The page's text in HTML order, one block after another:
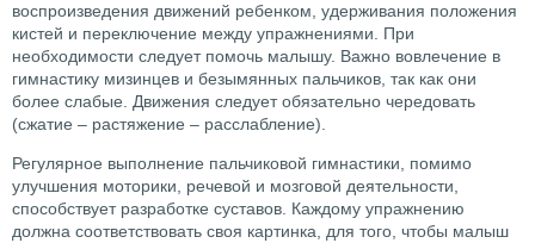
воспроизведения движений ребенком, удерживания положения
кистей и переключение между упражнениями. При
необходимости следует помочь малышу. Важно вовлечение в
гимнастику мизинцев и безымянных пальчиков, так как они
более слабые. Движения следует обязательно чередовать
(сжатие – растяжение – расслабление).
Регулярное выполнение пальчиковой гимнастики, помимо
улучшения моторики, речевой и мозговой деятельности,
способствует разработке суставов. Каждому упражнению
должна соответствовать своя картинка, для того, чтобы малыш